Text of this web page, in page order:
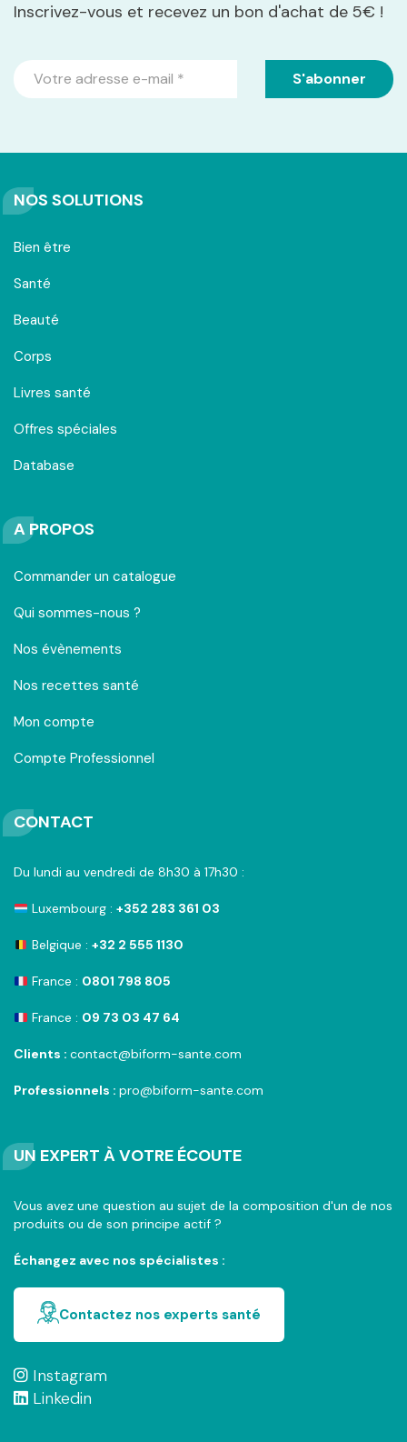
Inscrivez-vous et recevez un bon d'achat de 5€ !
NOS SOLUTIONS
Bien être
Santé
Beauté
Corps
Livres santé
Offres spéciales
Database
A PROPOS
Commander un catalogue
Qui sommes-nous ?
Nos évènements
Nos recettes santé
Mon compte
Compte Professionnel
CONTACT
Du lundi au vendredi de 8h30 à 17h30 :
Luxembourg : +352 283 361 03
Belgique : +32 2 555 1130
France : 0801 798 805
France : 09 73 03 47 64
Clients : contact@biform-sante.com
Professionnels : pro@biform-sante.com
UN EXPERT À VOTRE ÉCOUTE
Vous avez une question au sujet de la composition d'un de nos
produits ou de son principe actif ?
Échangez avec nos spécialistes :
Contactez nos experts santé
Instagram
Linkedin